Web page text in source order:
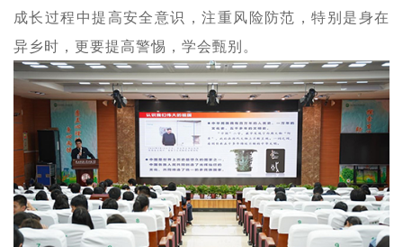
成长过程中提高安全意识，注重风险防范，特别是身在
异乡时，更要提高警惕，学会甄别。